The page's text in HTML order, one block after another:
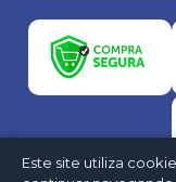
Este site utiliza